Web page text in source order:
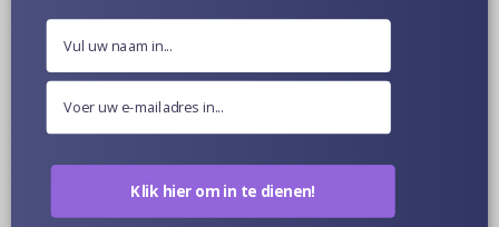
Optionele Huidskleur
Poppen Van Dichtbij
Klik hier om in te dienen!